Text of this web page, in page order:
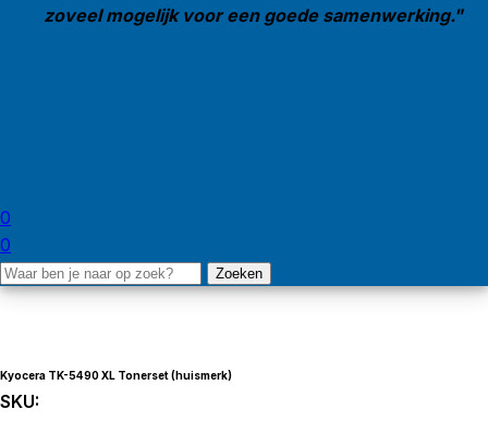
zoveel mogelijk voor een goede samenwerking."
0
0
Zoeken
Kyocera TK-5490 XL Tonerset (huismerk)
SKU: